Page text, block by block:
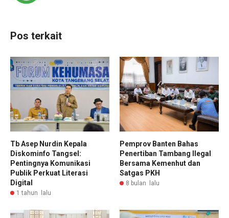
Pos terkait
Tb Asep Nurdin Kepala
Diskominfo Tangsel:
Pentingnya Komunikasi
Publik Perkuat Literasi
Digital
1 tahun lalu
Pemprov Banten Bahas
Penertiban Tambang Ilegal
Bersama Kemenhut dan
Satgas PKH
8 bulan lalu